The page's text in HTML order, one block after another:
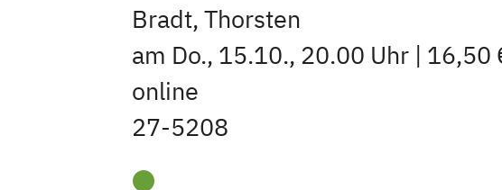
Bradt, Thorsten
am Do., 15.10., 20.00 Uhr | 16,50
online
27-5208